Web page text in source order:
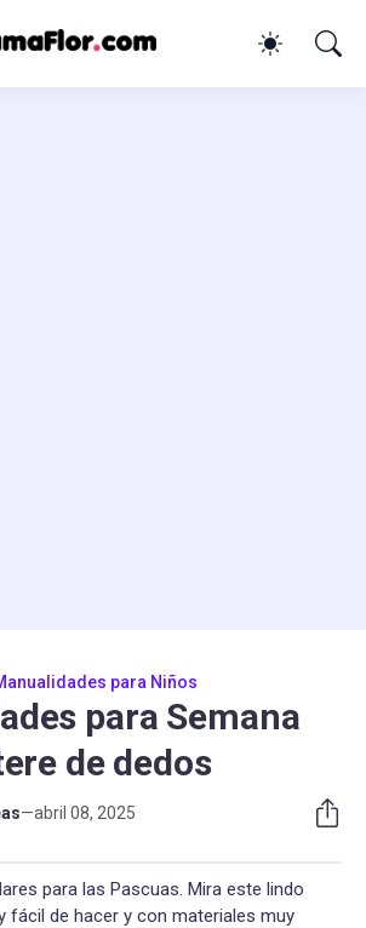
para Niños
para Semana
de dedos
—abril 08, 2025
para las Pascuas. Mira este lindo
fácil de hacer y con materiales muy